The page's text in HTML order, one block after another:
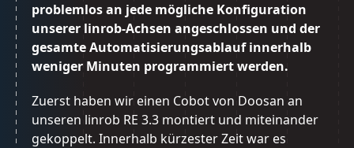
problemlos an jede mögliche Konfiguration
unserer linrob-Achsen angeschlossen und der
gesamte Automatisierungsablauf innerhalb
weniger Minuten programmiert werden.
Zuerst haben wir einen Cobot von Doosan an
unseren linrob RE 3.3 montiert und miteinander
gekoppelt. Innerhalb kürzester Zeit war es